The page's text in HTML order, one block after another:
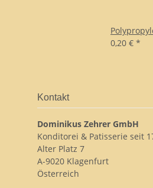
0,20 € *
Kontakt
Dominikus Zehrer GmbH
Konditorei & Patisserie seit
Alter Platz 7
A-9020 Klagenfurt
Österreich